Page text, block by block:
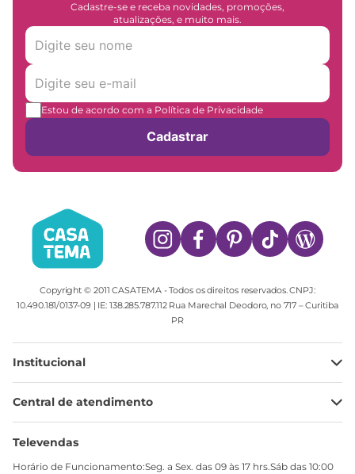
Cadastre-se e receba novidades, promoções,
atualizações, e muito mais.
Estou de acordo com a Política de Privacidade
Cadastrar
Copyright © 2011 CASATEMA - Todos os direitos reservados. CNPJ:
10.490.181/0137-09 | IE: 138.285.787.112 Rua Marechal Deodoro, no 717 – Curitiba
PR
Institucional
Minha Conta
Meus pedidos
Central de atendimento
Ajuda
Televendas
Horário de Funcionamento:Seg. a Sex. das 09 às 17 hrs.Sáb das 10:00